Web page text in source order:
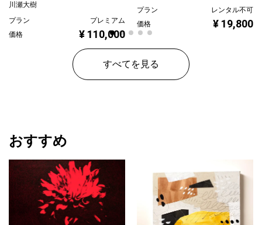
川瀬大樹
プラン
プレミアム
価格
¥ 110,000
プラン
レンタル不可
価格
¥ 19,800
すべてを見る
おすすめ